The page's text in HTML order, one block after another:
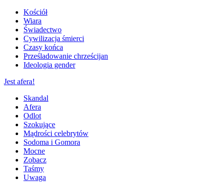
Kościół
Wiara
Świadectwo
Cywilizacja śmierci
Czasy końca
Prześladowanie chrześcijan
Ideologia gender
Jest afera!
Skandal
Afera
Odlot
Szokujące
Mądrości celebrytów
Sodoma i Gomora
Mocne
Zobacz
Taśmy
Uwaga